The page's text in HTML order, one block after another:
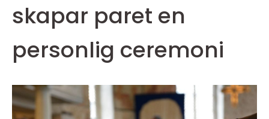
skapar paret en
personlig ceremoni